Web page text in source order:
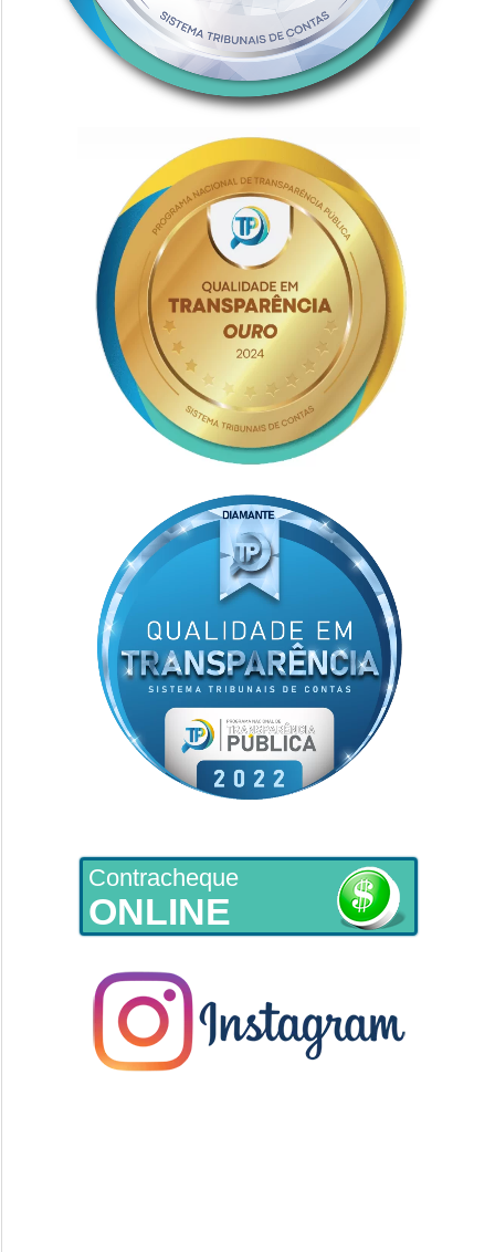
Contracheque
ONLINE